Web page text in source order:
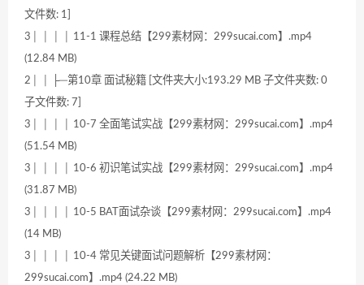
文件数: 1]
3│ │ │ │ 11-1 课程总结【299素材网：299sucai.com】.mp4
(12.84 MB)
2│ │ ├─第10章 面试秘籍 [文件夹大小:193.29 MB 子文件夹数: 0
子文件数: 7]
3│ │ │ │ 10-7 全面笔试实战【299素材网：299sucai.com】.mp4
(51.54 MB)
3│ │ │ │ 10-6 初识笔试实战【299素材网：299sucai.com】.mp4
(31.87 MB)
3│ │ │ │ 10-5 BAT面试杂谈【299素材网：299sucai.com】.mp4
(14 MB)
3│ │ │ │ 10-4 常见关键面试问题解析【299素材网：
299sucai.com】.mp4 (24.22 MB)